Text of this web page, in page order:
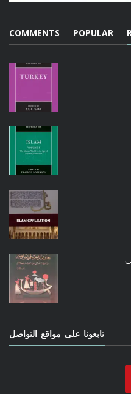
POPULAR
COMMENTS
تابعونا على مواقع التواصل